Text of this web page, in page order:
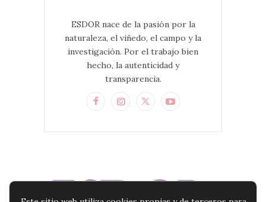
ESDOR nace de la pasión por la
naturaleza, el viñedo, el campo y la
investigación. Por el trabajo bien
hecho, la autenticidad y
transparencia.